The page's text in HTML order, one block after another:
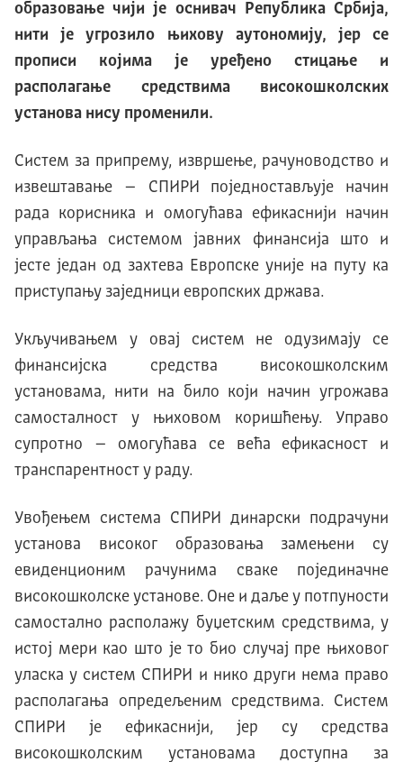
образовање чији је оснивач Република Србија,
нити је угрозило њихову аутономију, јер се
прописи којима је уређено стицање и
располагање средствима високошколских
установа нису променили.
Систем за припрему, извршење, рачуноводство и
извештавање – СПИРИ поједностављује начин
рада корисника и омогућава ефикаснији начин
управљања системом јавних финансија што и
јесте један од захтева Европске уније на путу ка
приступању заједници европских држава.
Укључивањем у овај систем не одузимају се
финансијска средства високошколским
установама, нити на било који начин угрожава
самосталност у њиховом коришћењу. Управо
супротно – омогућава се већа ефикасност и
транспарентност у раду.
Увођењем система СПИРИ динарски подрачуни
установа високог образовања замењени су
евиденционим рачунима сваке појединачне
високошколске установе. Оне и даље у потпуности
самостално располажу буџетским средствима, у
истој мери као што је то био случај пре њиховог
уласка у систем СПИРИ и нико други нема право
располагања опредељеним средствима. Систем
СПИРИ је ефикаснији, јер су средства
високошколским установама доступна за